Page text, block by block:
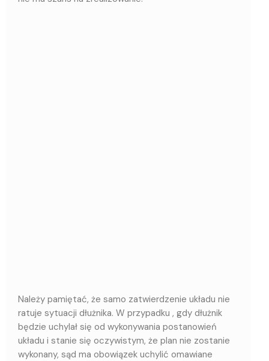
Należy pamiętać, że samo zatwierdzenie układu nie
ratuje sytuacji dłużnika. W przypadku , gdy dłużnik
będzie uchylał się od wykonywania postanowień
układu i stanie się oczywistym, że plan nie zostanie
wykonany, sąd ma obowiązek uchylić omawiane